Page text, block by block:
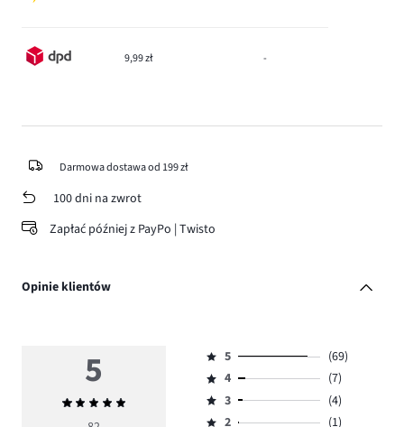
9,99 zł -
Darmowa dostawa od 199 zł
100 dni na zwrot
Zapłać później z PayPo | Twisto
Opinie klientów
5
Średnia
ocena
Ocena
5,
ilość
głosów
5
(69)
Ocena
4,
ilość
4
(7)
Ocena
3
(4)
2 (1)